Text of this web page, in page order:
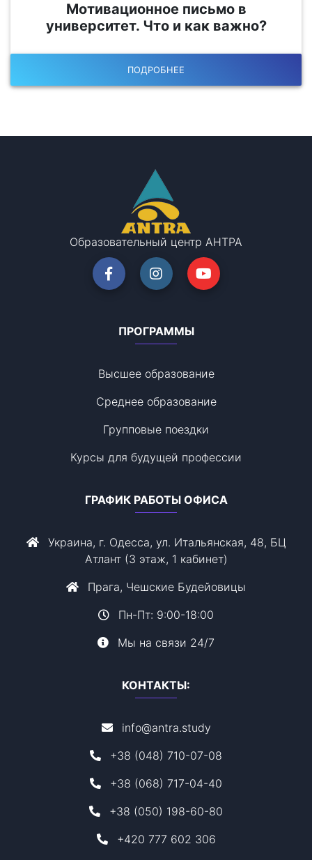
Мотивационное письмо в
университет. Что и как важно?
ПОДРОБНЕЕ
Образовательный центр АНТРА
ПРОГРАММЫ
Высшее образование
Среднее образование
Групповые поездки
Курсы для будущей профессии
ГРАФИК РАБОТЫ ОФИСА
Украина, г. Одесса, ул. Итальянская, 48, БЦ
Атлант (3 этаж, 1 кабинет)
Прага, Чешские Будейовицы
Пн-Пт: 9:00-18:00
Мы на связи 24/7
КОНТАКТЫ:
info@antra.study
+38 (048) 710-07-08
+38 (068) 717-04-40
+38 (050) 198-60-80
+420 777 602 306